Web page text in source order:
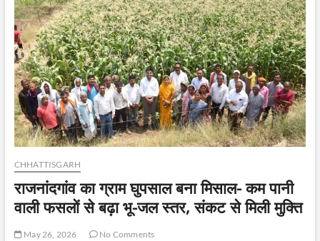
के
किसानों
की
आर्थिक
उन्नति
का
बेहतर
विकल्प-
श्री
अंजय
शुक्ला
CHHATTISGARH
राजनांदगांव का ग्राम घुपसाल बना मिसाल- कम पानी
वाली फसलों से बढ़ा भू-जल स्तर, संकट से मिली मुक्ति
May 26, 2026 No Comments